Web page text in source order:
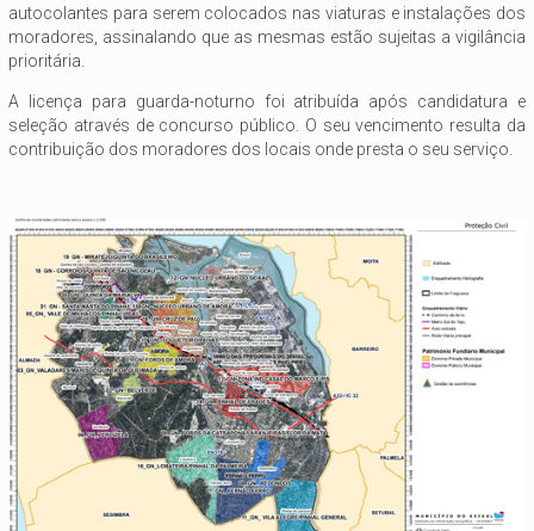
autocolantes para serem colocados nas viaturas e instalações dos
moradores, assinalando que as mesmas estão sujeitas a vigilância
prioritária.
A licença para guarda-noturno foi atribuída após candidatura e
seleção através de concurso público. O seu vencimento resulta da
contribuição dos moradores dos locais onde presta o seu serviço.